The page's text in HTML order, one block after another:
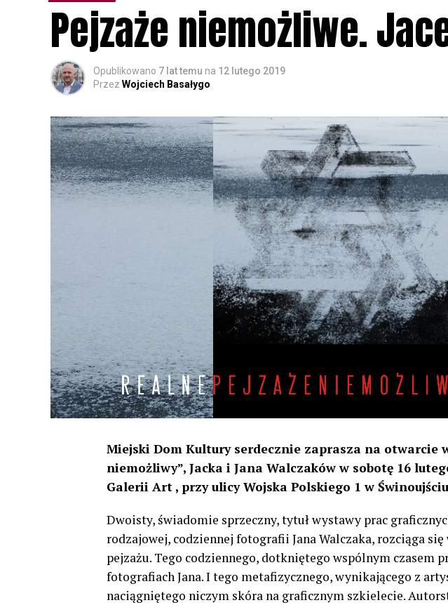
Pejzaże niemożliwe.
Opublikowano 7 lat temu na 12 lutego 2019
Przez Wojciech Basałygo
Miejski Dom Kultury serdecznie zaprasza na otwarcie
niemożliwy”, Jacka i Jana Walczaków w sobotę 16
Galerii Art , przy ulicy Wojska Polskiego 1 w Świnoujściu
Dwoisty, świadomie sprzeczny, tytuł wystawy prac
rodzajowej, codziennej fotografii Jana Walczaka, rozciąga
pejzażu. Tego codziennego, dotkniętego wspólnym czasem
fotografiach Jana. I tego metafizycznego, wynikającego z
naciągniętego niczym skóra na graficznym szkielecie.